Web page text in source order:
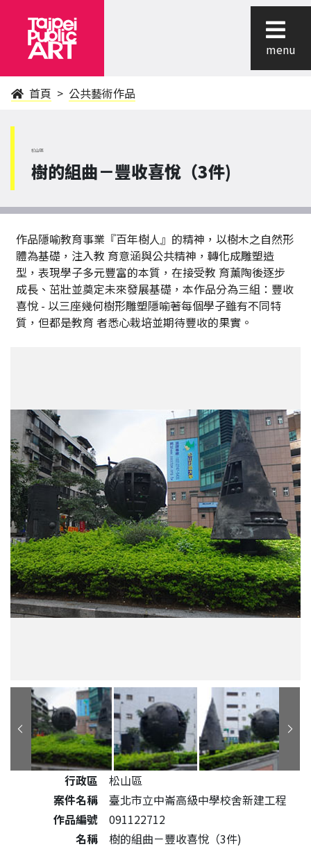
menu
首頁 公共藝術作品
松山區
樹的組曲－豐收喜悅（3件)
作品隱喻教育事業『百年樹人』的精神，以樹木之自然形
體為基礎，注入教 育意涵與公共精神，轉化成雕塑造
型，表現學子多元豐富的本質，在接受教 育薰陶後逐步
成長、茁壯並奠定未來發展基礎，本作品分為三組：豐收
喜悅 - 以三座幾何樹形雕塑隱喻著每個學子雖有不同特
質，但都是教育 者悉心栽培並期待豐收的果實。
公共藝術作品詳細資料
行政區
松山區
案件名稱
臺北市立中崙高級中學校舍新建工程
作品編號
091122712
名稱
樹的組曲－豐收喜悅（3件)